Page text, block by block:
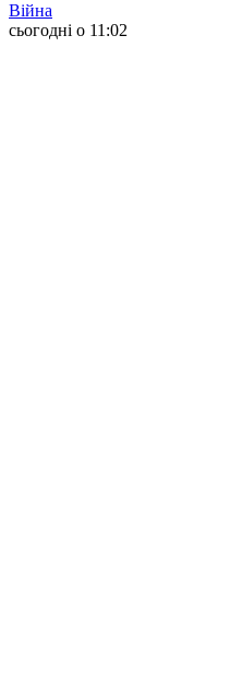
Війна
сьогодні о 11:02